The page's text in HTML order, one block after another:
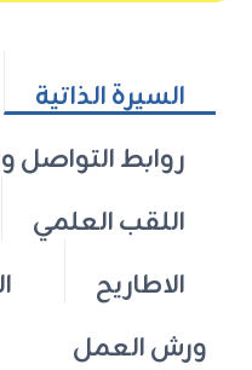
السيرة الذاتية
روابط التواصل
اللقب العلمي
الاطاريح
ورش العمل